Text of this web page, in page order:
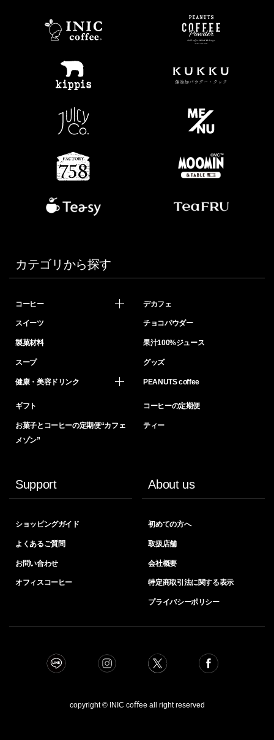
カテゴリから探す
コーヒー デカフェ
スイーツ チョコパウダー
製菓材料 果汁100%ジュース
スープ グッズ
健康・美容ドリンク PEANUTS coffee
ギフト コーヒーの定期便
お菓子とコーヒーの定期便“カフェ
メゾン”
ティー
Support
ショッピングガイド
よくあるご質問
お問い合わせ
オフィスコーヒー
About us
初めての方へ
取扱店舗
会社概要
特定商取引法に関する表示
プライバシーポリシー
copyright © INIC coﬀee all right reserved